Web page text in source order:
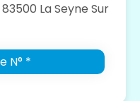
La Seyne Sur
N° *